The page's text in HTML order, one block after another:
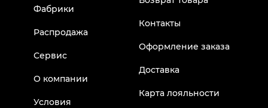
Фабрики
Распродажа
Сервис
О компании
Условия
Контакты
Оформление заказа
Доставка
Карта лояльности